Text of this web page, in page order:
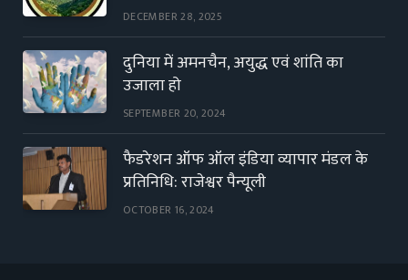
DECEMBER 28, 2025
दुनिया में अमनचैन, अयुद्ध एवं शांति का
उजाला हो
SEPTEMBER 20, 2024
फैडरेशन ऑफ ऑल इंडिया व्यापार मंडल के
प्रतिनिधि: राजेश्वर पैन्यूली
OCTOBER 16, 2024